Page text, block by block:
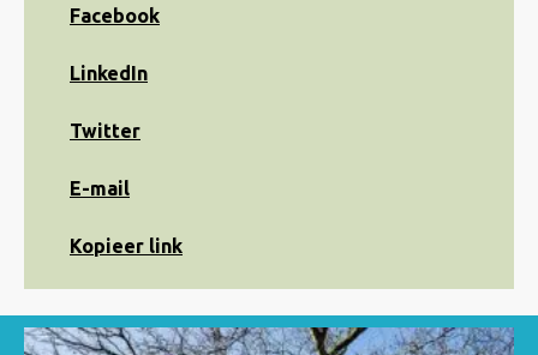
Share
Facebook
Facebook
Share
LinkedIn
LinkedIn
Share
Twitter
Twitter
Share
e-
E-mail
Kopiëren
Kopieer link